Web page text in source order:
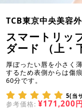
TCB東京中央美容
スマートリッ
ダード （上・
厚ぼったい唇を小さく
するため表側からは傷
60分です。
5(当
参考価格: ¥171,200